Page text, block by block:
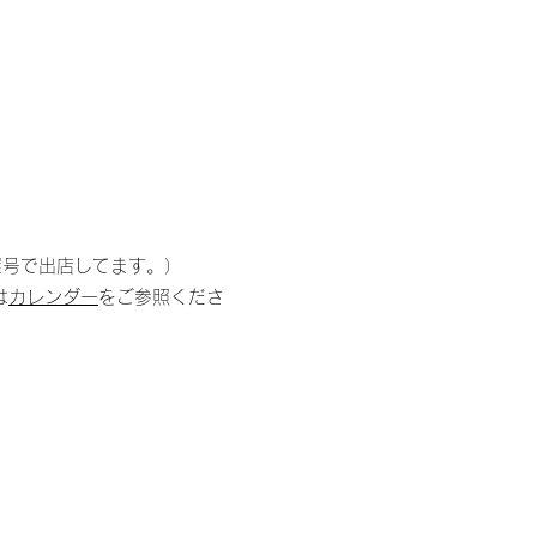
で出店してます。）
カレンダーをご参照くださ